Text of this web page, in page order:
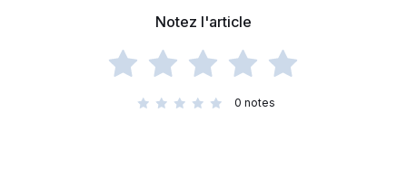
Notez l'article
0 notes